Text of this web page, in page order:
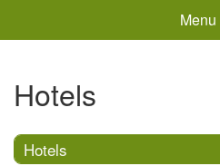
Menu
Hotels
Hotels